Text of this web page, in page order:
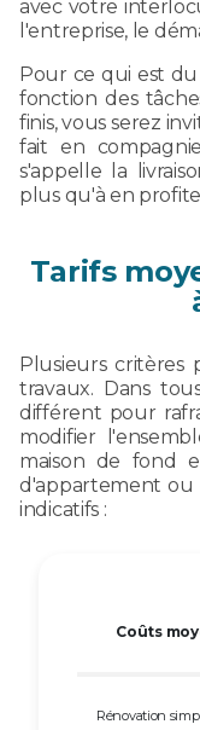
avec votre
l'entreprise, le
Pour ce qui est du
fonction des
finis, vous serez
fait en
s'appelle la
plus qu'à en
Tarifs
Plusieurs
travaux. Dans
différent pour
modifier
maison de fond
d'appartement ou
indicatifs :
Coûts
Rénovation